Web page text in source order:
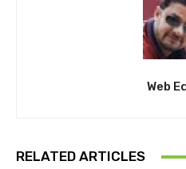
Web
RELATED ARTICLES